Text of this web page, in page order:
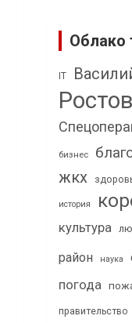
Облако
IT
бизнес
жкх
история
культура
район
наука
погода
правительство